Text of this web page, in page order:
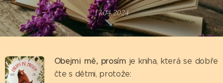
17.04.2024
Obejmi mě, prosím je kniha, která se dobře
čte s dětmi, protože: